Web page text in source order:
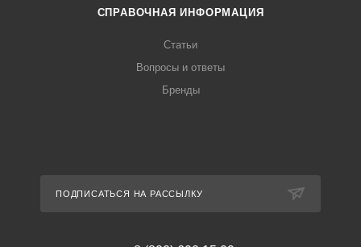
СПРАВОЧНАЯ ИНФОРМАЦИЯ
Статьи
Вопросы и ответы
Бренды
ПОДПИСАТЬСЯ НА РАССЫЛКУ